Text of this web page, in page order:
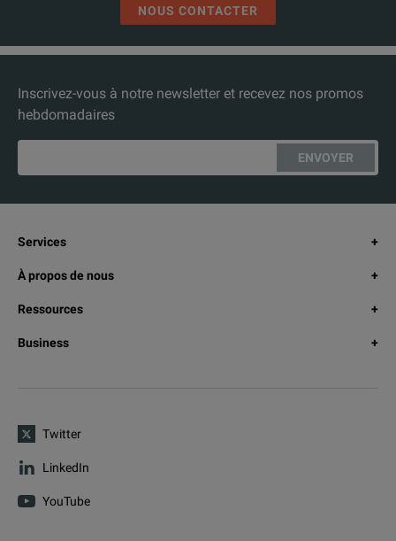
NOUS CONTACTER
Inscrivez-vous à notre newsletter et recevez nos promos
hebdomadaires
ENVOYER
Services
À propos de nous
Ressources
Business
Twitter
LinkedIn
YouTube